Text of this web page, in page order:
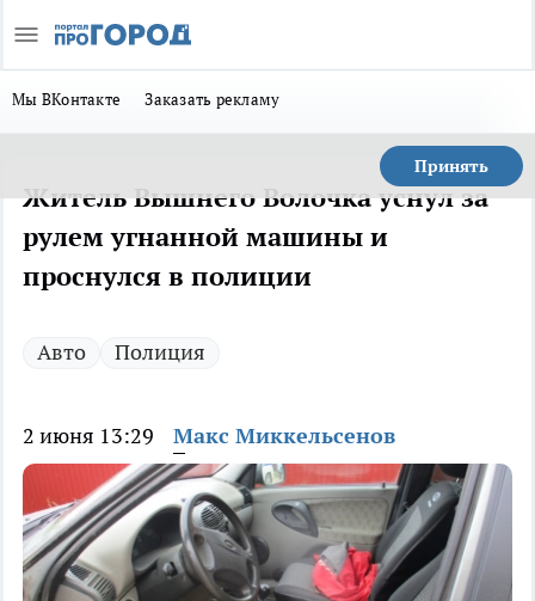
Мы ВКонтакте Заказать рекламу
Принять
Житель Вышнего Волочка уснул за
рулем угнанной машины и
проснулся в полиции
Авто Полиция
2 июня 13:29 Макс Миккельсенов